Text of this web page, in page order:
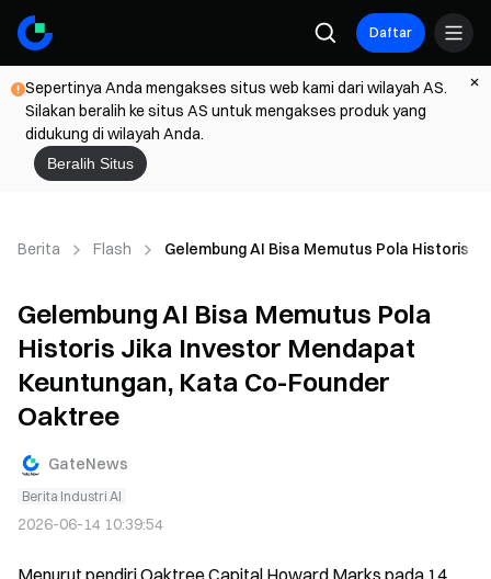
Daftar
Sepertinya Anda mengakses situs web kami dari wilayah AS.
Silakan beralih ke situs AS untuk mengakses produk yang
didukung di wilayah Anda.
Beralih Situs
Berita Flash Gelembung AI Bisa Memutus Pola Historis
Gelembung AI Bisa Memutus Pola
Historis Jika Investor Mendapat
Keuntungan, Kata Co-Founder
Oaktree
GateNews
Berita Industri AI
2026-06-14 10:39:54
Menurut pendiri Oaktree Capital Howard Marks pada 14